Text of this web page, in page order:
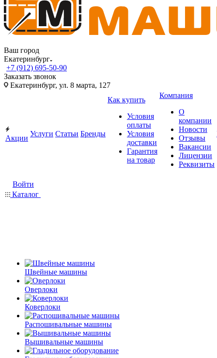
Ваш город
Екатеринбург
+7 (912) 695-50-90
Заказать звонок
Екатеринбург, ул. 8 марта, 127
Акции
Услуги Статьи Бренды
Как купить
Условия
оплаты
Условия
доставки
Гарантия
на товар
Компания
О
компании
Новости
Отзывы
Вакансии
Лицензии
Реквизиты
Войти
Каталог
Швейные машины
Оверлоки
Коверлоки
Распошивальные машины
Вышивальные машины